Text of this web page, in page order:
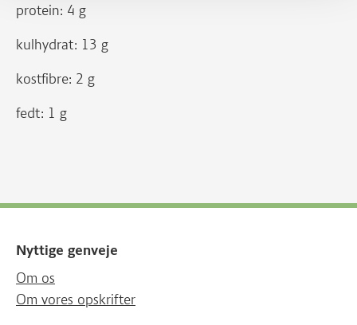
protein: 4 g
kulhydrat: 13 g
kostfibre: 2 g
fedt: 1 g
Nyttige genveje
Om os
Om vores opskrifter